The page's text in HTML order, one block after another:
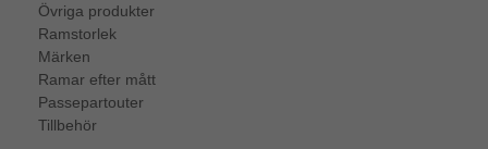
Övriga produkter
Ramstorlek
Märken
Ramar efter mått
Passepartouter
Tillbehör